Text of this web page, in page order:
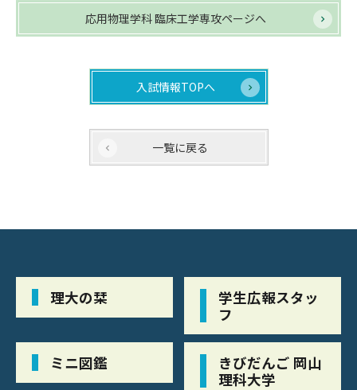
応用物理学科 臨床工学専攻ページへ
入試情報TOPへ
一覧に戻る
理大の栞
学生広報スタッ
フ
ミニ図鑑
きびだんご 岡山
理科大学